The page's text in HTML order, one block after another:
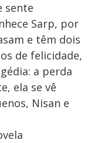
sente
Sarp, por
e têm dois
de felicidade,
a perda
ela se vê
Nisan e